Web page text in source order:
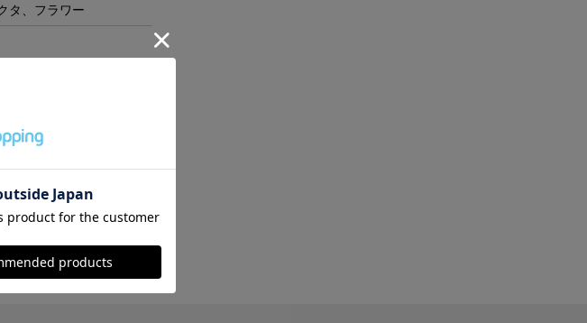
タ、フラワー